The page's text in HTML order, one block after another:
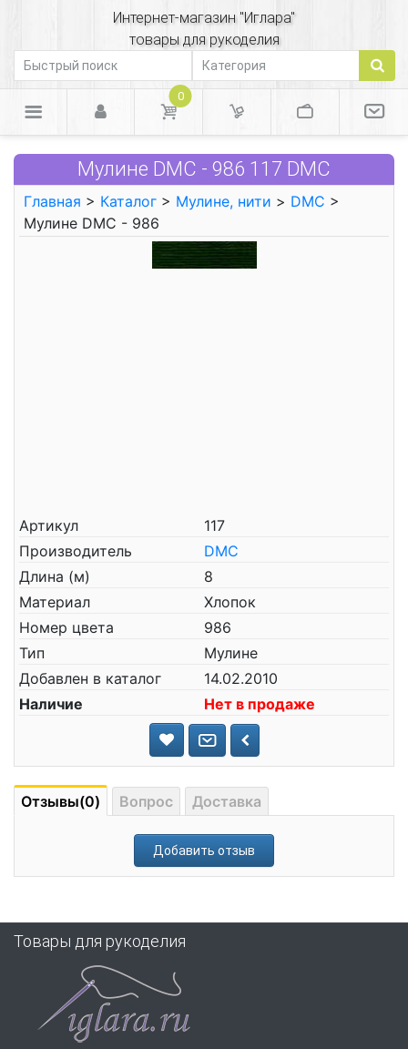
Интернет-магазин "Иглара"
товары для рукоделия
0
Мулине DMC - 986 117 DMC
Главная > Каталог > Мулине, нити > DMC >
Мулине DMC - 986
Артикул
117
Производитель
DMC
Длина (м)
8
Материал
Хлопок
Номер цвета
986
Тип
Мулине
Добавлен в каталог
14.02.2010
Наличие
Нет в продаже
Отзывы(0) Вопрос Доставка
Добавить отзыв
Товары для рукоделия